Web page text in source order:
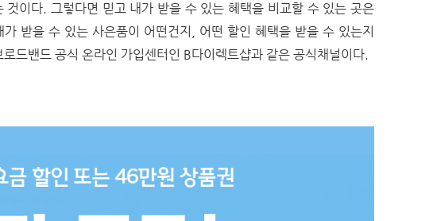
것이다. 그렇다면 믿고 내가 받을 수 있는 혜택을 비교할 수 있는 곳은
받을 수 있는 사은품이 어떤건지, 어떤 할인 혜택을 받을 수 있는지
드밴드 공식 온라인 가입센터인 B다이렉트샵과 같은 공식채널이다.